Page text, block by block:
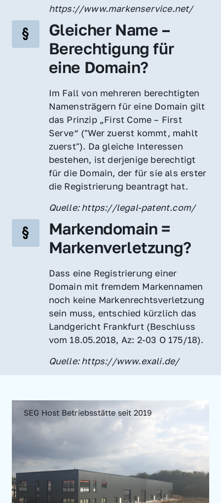
https://www.markenservice.net/
Gleicher Name –
Berechtigung für
eine Domain?
Im Fall von mehreren berechtigten
Namensträgern für eine Domain gilt
das Prinzip „First Come – First
Serve“ ("Wer zuerst kommt, mahlt
zuerst"). Da gleiche Interessen
bestehen, ist derjenige berechtigt
für die Domain, der für sie als erster
die Registrierung beantragt hat.
Quelle: https://legal-patent.com/
Markendomain =
Markenverletzung?
Dass eine Registrierung einer
Domain mit fremdem Markennamen
noch keine Markenrechtsverletzung
sein muss, entschied kürzlich das
Landgericht Frankfurt (Beschluss
vom 18.05.2018, Az: 2-03 O 175/18).
Quelle: https://www.exali.de/
SEG Host Betriebsstätte seit 2019